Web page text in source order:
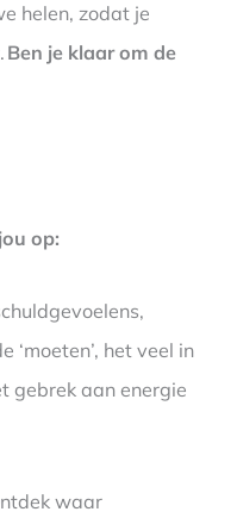
helen, zodat je
Ben je klaar om de
op:
‘moeten’, het veel in
gebrek aan energie
waar